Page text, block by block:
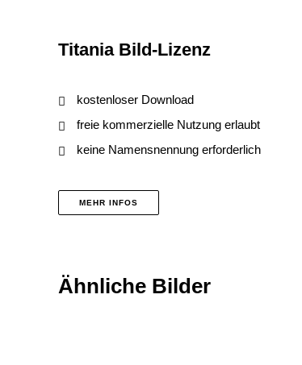
Titania Bild-Lizenz
kostenloser Download
freie kommerzielle Nutzung erlaubt
keine Namensnennung erforderlich
MEHR INFOS
Ähnliche Bilder